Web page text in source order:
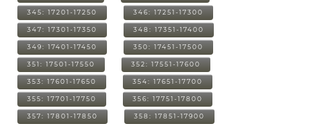
345: 17201-17250 346: 17251-17300
347: 17301-17350 348: 17351-17400
349: 17401-17450 350: 17451-17500
351: 17501-17550 352: 17551-17600
353: 17601-17650 354: 17651-17700
355: 17701-17750 356: 17751-17800
357: 17801-17850 358: 17851-17900